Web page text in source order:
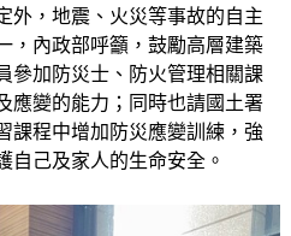
外，地震、火災等事故的自主
，內政部呼籲，鼓勵高層建築
參加防災士、防火管理相關課
應變的能力；同時也請國土署
課程中增加防災應變訓練，強
自己及家人的生命安全。